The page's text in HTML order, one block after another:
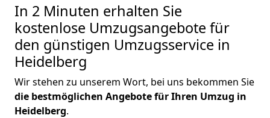
In 2 Minuten erhalten Sie
kostenlose Umzugsangebote für
den günstigen Umzugsservice in
Heidelberg
Wir stehen zu unserem Wort, bei uns bekommen Sie
die bestmöglichen Angebote für Ihren Umzug in
Heidelberg.